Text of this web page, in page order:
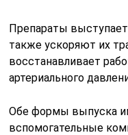
Препараты
также ускоряют их
восстанавливает
артериального
Обе формы выпуска
вспомогательные